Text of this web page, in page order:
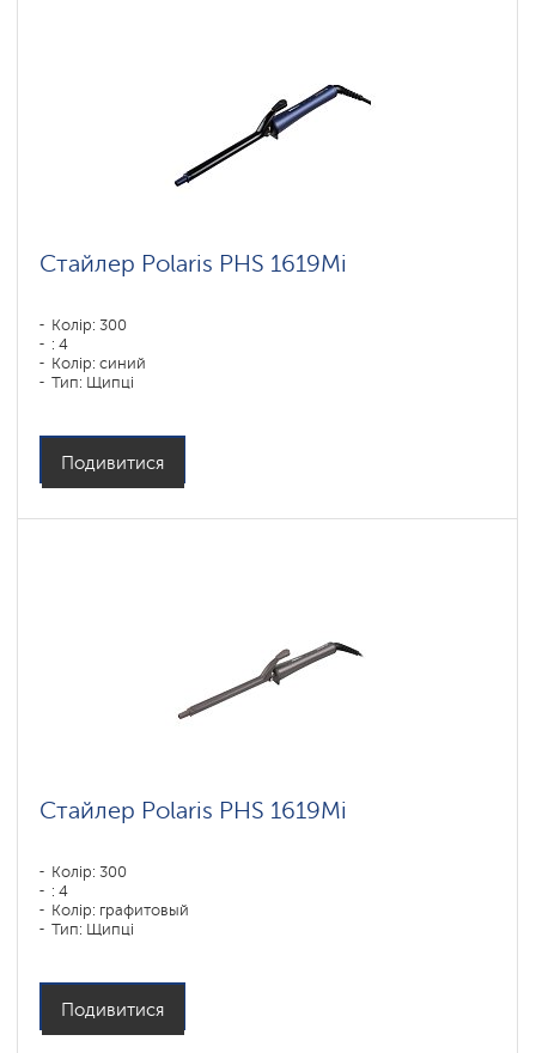
Стайлер Polaris PHS 1619Mi
Колір: 300
: 4
Колір: синий
Тип: Щипці
Подивитися
Стайлер Polaris PHS 1619Mi
Колір: 300
: 4
Колір: графитовый
Тип: Щипці
Подивитися